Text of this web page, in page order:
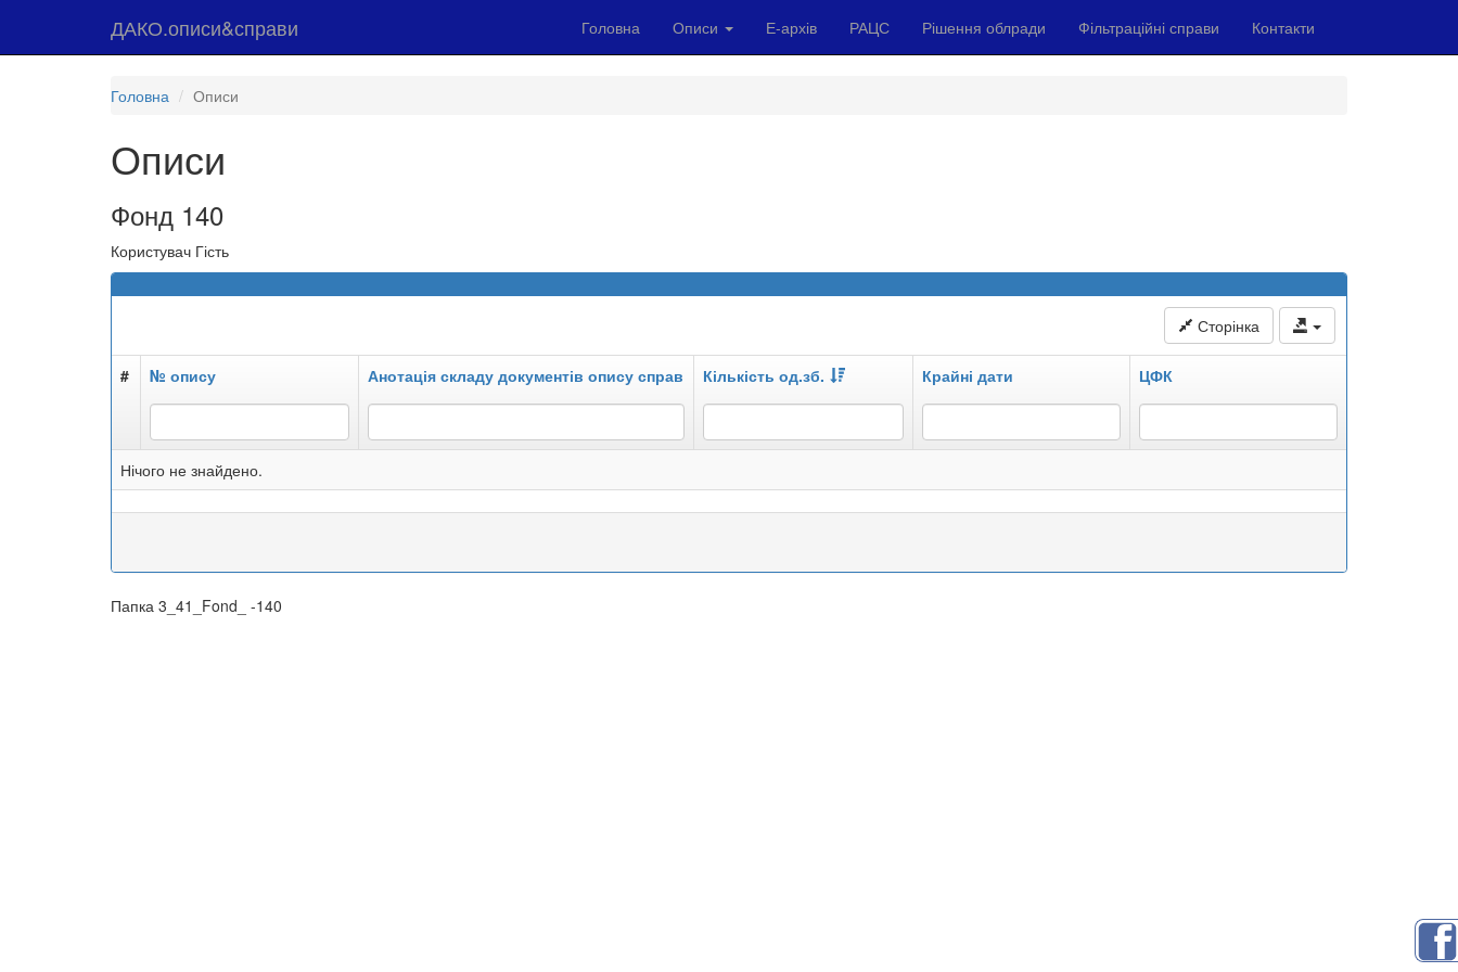
ДАКО.описи&справи Головна Описи Е-архів РАЦС Рішення облради Фільтраційні справи Контакти
Головна Описи
Описи
Фонд 140
Користувач Гість
Сторінка
# № опису Анотація складу документів опису справ Кількість од.зб. Крайні дати ЦФК
Нічого не знайдено.
Папка 3_41_Fond_ -140